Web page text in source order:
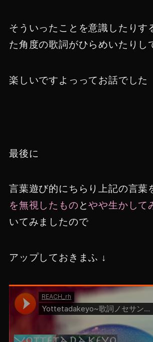
そういったことを意識したりす
た角度の歌詞がひらめいたりし
楽しいですよっってお話でした
最後に
言葉遊び的にちらり上記の言葉
を無視したものとやや生かして
いてみましたので
アップしておきまふ ↓